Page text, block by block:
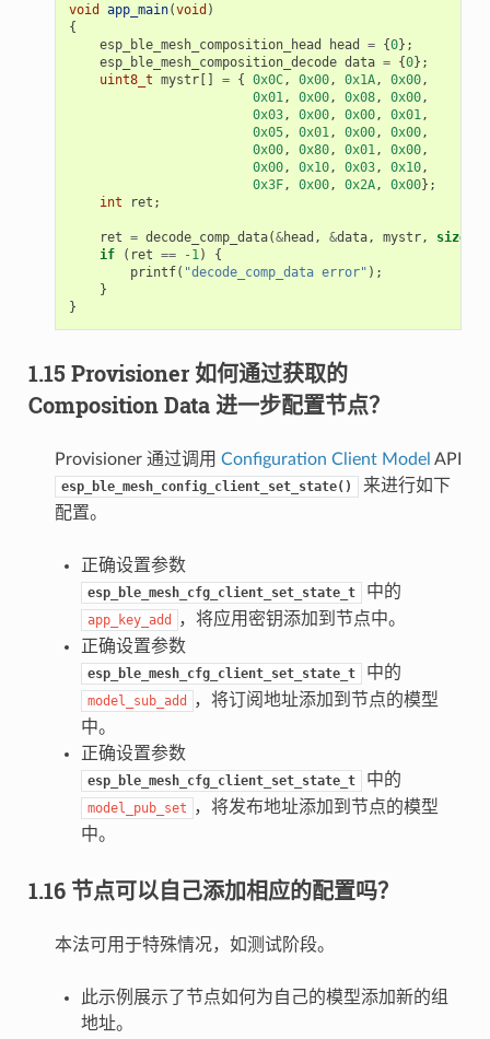
void app_main(void )
{
esp_ble_mesh_composition_head
head = {0};
esp_ble_mesh_composition_decode data = {0};
uint8_t mystr[] = { 0x0C, 0x00, 0x1A, 0x00,
0x01, 0x00, 0x08, 0x00,
0x03, 0x00, 0x00, 0x01,
0x05, 0x01, 0x00, 0x00,
0x00, 0x80, 0x01, 0x00,
0x00, 0x10, 0x03, 0x10,
0x3F, 0x00, 0x2A, 0x00};
int
ret ;
ret = decode_comp_data(&head , &data, mystr, sizeof
if
( ret == -1)
{
printf( "decode_comp_data error" );
}
}
1.15 Provisioner 如何通过获取的
Composition Data 进一步配置节点？
Provisioner 通过调用 Configuration Client Model API
esp_ble_mesh_config_client_set_state()
来进行如下
配置。
正确设置参数
esp_ble_mesh_cfg_client_set_state_t 中的
app_key_add
，将应用密钥添加到节点中。
正确设置参数
esp_ble_mesh_cfg_client_set_state_t 中的
model_sub_add
，将订阅地址添加到节点的模型
中。
正确设置参数
esp_ble_mesh_cfg_client_set_state_t 中的
model_pub_set
，将发布地址添加到节点的模型
中。
1.16 节点可以自己添加相应的配置吗？
本法可用于特殊情况，如测试阶段。
此示例展示了节点如何为自己的模型添加新的组
地址。